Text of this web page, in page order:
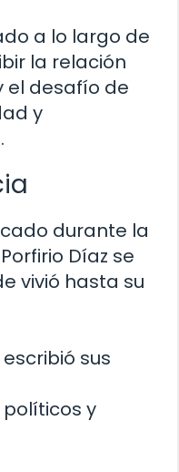
a lo largo de
la relación
el desafío de
y
durante la
Díaz se
vivió hasta su
sus
y